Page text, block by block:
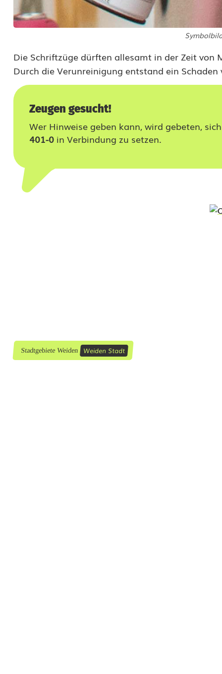
d
i
n
W
e
n
Die Schriftzüge dürften allesamt in der Zeit von
Durch die Verunreinigung entstand ein
Zeugen gesucht!
Wer Hinweise geben kann, wird gebeten,
401-0 in Verbindung zu setzen.
Stadtgebiete Weiden Weiden Stadt